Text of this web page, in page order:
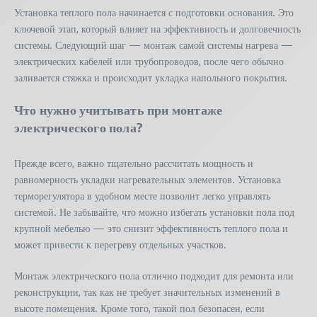
Установка теплого пола начинается с подготовки основания. Это
ключевой этап, который влияет на эффективность и долговечность
системы. Следующий шаг — монтаж самой системы нагрева —
электрических кабелей или трубопроводов, после чего обычно
заливается стяжка и происходит укладка напольного покрытия.
Что нужно учитывать при монтаже
электрического пола?
Прежде всего, важно тщательно рассчитать мощность и
равномерность укладки нагревательных элементов. Установка
терморегулятора в удобном месте позволит легко управлять
системой. Не забывайте, что можно избегать установки пола под
крупной мебелью — это снизит эффективность теплого пола и
может привести к перегреву отдельных участков.
Монтаж электрического пола отлично подходит для ремонта или
реконструкции, так как не требует значительных изменений в
высоте помещения. Кроме того, такой пол безопасен, если